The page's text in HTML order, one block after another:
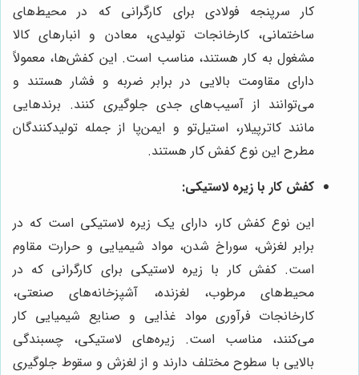
کار سرپنجه فولادی برای کارگرانی که در محیط‌های
ساختمانی، کارخانجات تولیدی، معادن و انبارهای کالا
مشغول به کار هستند، مناسب است. این کفش‌ها، معمولاً
دارای مقاومت بالایی در برابر ضربه و فشار هستند و
می‌توانند از آسیب‌های جدی جلوگیری کنند. برندهایی
مانند کاترپیلار، استیل‌تو و ایمن‌پا از جمله تولیدکنندگان
مطرح این نوع کفش کار هستند.
کفش کار با زیره لاستیکی:
این نوع کفش کار، دارای یک زیره لاستیکی است که در
برابر لغزش، سوراخ شدن، مواد شیمیایی و حرارت مقاوم
است. کفش کار با زیره لاستیکی برای کارگرانی که در
محیط‌های مرطوب، لغزنده، آشپزخانه‌های صنعتی،
کارخانجات فرآوری مواد غذایی و صنایع شیمیایی کار
می‌کنند، مناسب است. زیره‌های لاستیکی، چسبندگی
بالایی با سطوح مختلف دارند و از لغزش و سقوط جلوگیری